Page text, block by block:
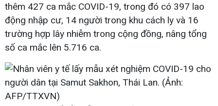
thêm 427 ca mắc COVID-19, trong đó có 397 lao
động nhập cư, 14 người trong khu cách ly và 16
trường hợp lây nhiễm trong cộng đồng, nâng tổng
số ca mắc lên 5.716 ca.